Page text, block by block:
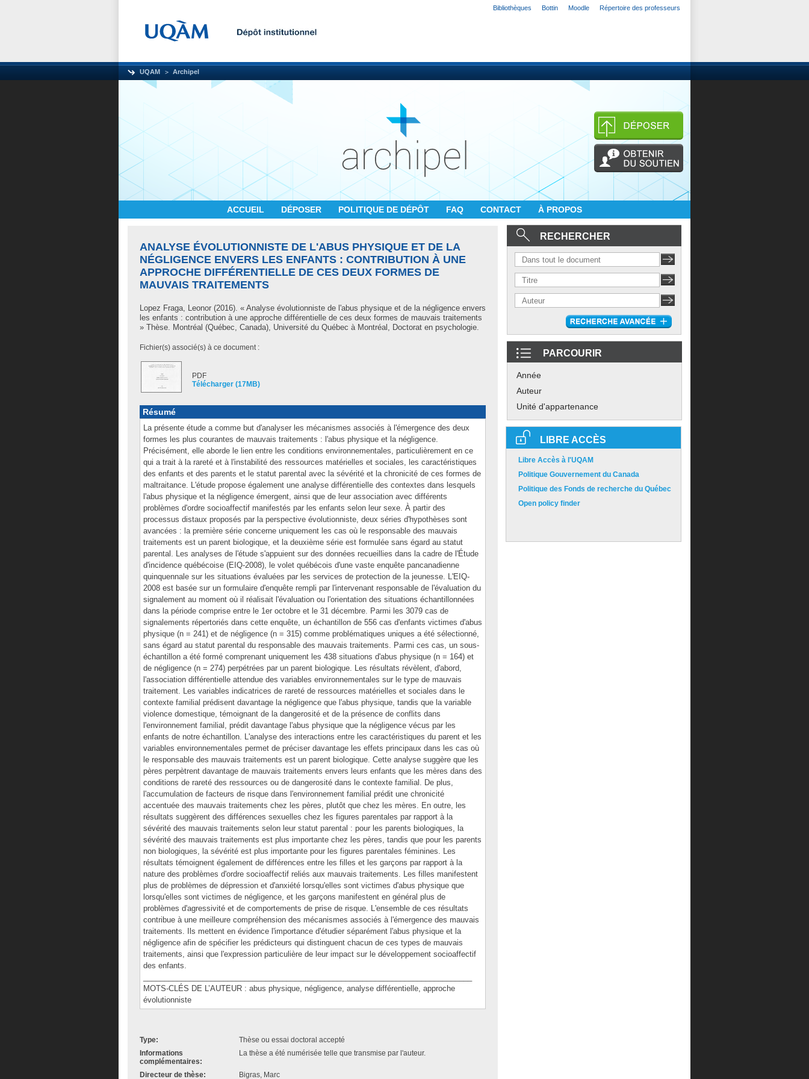
Bibliothèques Bottin Moodle Répertoire des professeurs
UQAM Archipel
ACCUEIL DÉPOSER POLITIQUE DE DÉPÔT FAQ CONTACT À PROPOS
ANALYSE ÉVOLUTIONNISTE DE L'ABUS PHYSIQUE ET DE LA
NÉGLIGENCE ENVERS LES ENFANTS : CONTRIBUTION À UNE
APPROCHE DIFFÉRENTIELLE DE CES DEUX FORMES DE
MAUVAIS TRAITEMENTS
Lopez Fraga, Leonor (2016). « Analyse évolutionniste de l'abus physique et de la négligence envers
les enfants : contribution à une approche différentielle de ces deux formes de mauvais traitements
» Thèse. Montréal (Québec, Canada), Université du Québec à Montréal, Doctorat en psychologie.
Fichier(s) associé(s) à ce document :
PDF
Télécharger (17MB)
Résumé
La présente étude a comme but d'analyser les mécanismes associés à l'émergence des deux
formes les plus courantes de mauvais traitements : l'abus physique et la négligence.
Précisément, elle aborde le lien entre les conditions environnementales, particulièrement en ce
qui a trait à la rareté et à l'instabilité des ressources matérielles et sociales, les caractéristiques
des enfants et des parents et le statut parental avec la sévérité et la chronicité de ces formes de
maltraitance. L'étude propose également une analyse différentielle des contextes dans lesquels
l'abus physique et la négligence émergent, ainsi que de leur association avec différents
problèmes d'ordre socioaffectif manifestés par les enfants selon leur sexe. À partir des
processus distaux proposés par la perspective évolutionniste, deux séries d'hypothèses sont
avancées : la première série concerne uniquement les cas où le responsable des mauvais
traitements est un parent biologique, et la deuxième série est formulée sans égard au statut
parental. Les analyses de l'étude s'appuient sur des données recueillies dans la cadre de l'Étude
d'incidence québécoise (EIQ-2008), le volet québécois d'une vaste enquête pancanadienne
quinquennale sur les situations évaluées par les services de protection de la jeunesse. L'EIQ-
2008 est basée sur un formulaire d'enquête rempli par l'intervenant responsable de l'évaluation du
signalement au moment où il réalisait l'évaluation ou l'orientation des situations échantillonnées
dans la période comprise entre le 1er octobre et le 31 décembre. Parmi les 3079 cas de
signalements répertoriés dans cette enquête, un échantillon de 556 cas d'enfants victimes d'abus
physique (n = 241) et de négligence (n = 315) comme problématiques uniques a été sélectionné,
sans égard au statut parental du responsable des mauvais traitements. Parmi ces cas, un sous-
échantillon a été formé comprenant uniquement les 438 situations d'abus physique (n = 164) et
de négligence (n = 274) perpétrées par un parent biologique. Les résultats révèlent, d'abord,
l'association différentielle attendue des variables environnementales sur le type de mauvais
traitement. Les variables indicatrices de rareté de ressources matérielles et sociales dans le
contexte familial prédisent davantage la négligence que l'abus physique, tandis que la variable
violence domestique, témoignant de la dangerosité et de la présence de conflits dans
l'environnement familial, prédit davantage l'abus physique que la négligence vécus par les
enfants de notre échantillon. L'analyse des interactions entre les caractéristiques du parent et les
variables environnementales permet de préciser davantage les effets principaux dans les cas où
le responsable des mauvais traitements est un parent biologique. Cette analyse suggère que les
pères perpètrent davantage de mauvais traitements envers leurs enfants que les mères dans des
conditions de rareté des ressources ou de dangerosité dans le contexte familial. De plus,
l'accumulation de facteurs de risque dans l'environnement familial prédit une chronicité
accentuée des mauvais traitements chez les pères, plutôt que chez les mères. En outre, les
résultats suggèrent des différences sexuelles chez les figures parentales par rapport à la
sévérité des mauvais traitements selon leur statut parental : pour les parents biologiques, la
sévérité des mauvais traitements est plus importante chez les pères, tandis que pour les parents
non biologiques, la sévérité est plus importante pour les figures parentales féminines. Les
résultats témoignent également de différences entre les filles et les garçons par rapport à la
nature des problèmes d'ordre socioaffectif reliés aux mauvais traitements. Les filles manifestent
plus de problèmes de dépression et d'anxiété lorsqu'elles sont victimes d'abus physique que
lorsqu'elles sont victimes de négligence, et les garçons manifestent en général plus de
problèmes d'agressivité et de comportements de prise de risque. L'ensemble de ces résultats
contribue à une meilleure compréhension des mécanismes associés à l'émergence des mauvais
traitements. Ils mettent en évidence l'importance d'étudier séparément l'abus physique et la
négligence afin de spécifier les prédicteurs qui distinguent chacun de ces types de mauvais
traitements, ainsi que l'expression particulière de leur impact sur le développement socioaffectif
des enfants.
MOTS-CLÉS DE L’AUTEUR : abus physique, négligence, analyse différentielle, approche
évolutionniste
Type:
Thèse ou essai doctoral accepté
Informations
complémentaires:
La thèse a été numérisée telle que transmise par l'auteur.
Directeur de thèse: Bigras, Marc
RECHERCHER
PARCOURIR
Année
Auteur
Unité d'appartenance
LIBRE ACCÈS
Libre Accès à l'UQAM
Politique Gouvernement du Canada
Politique des Fonds de recherche du Québec
Open policy finder